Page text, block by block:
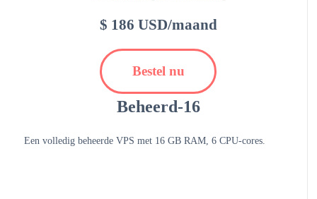
$ 186 USD/maand
Bestel nu
Beheerd-16
Een volledig beheerde VPS met 16 GB RAM, 6 CPU-cores.